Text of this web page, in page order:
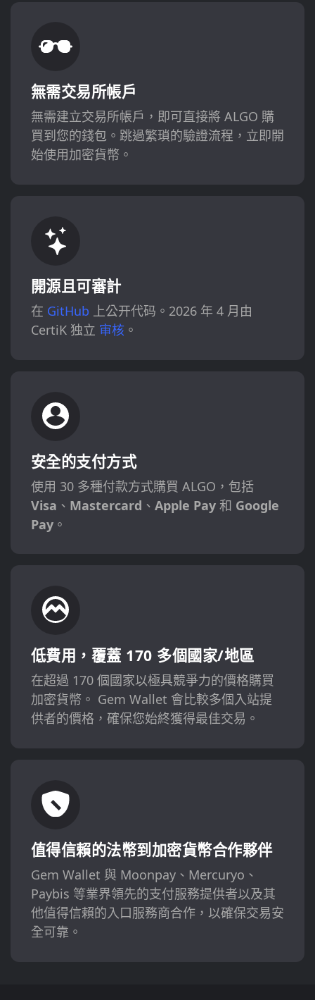
無需交易所帳戶
無需建立交易所帳戶，即可直接將 ALGO 購
買到您的錢包。跳過繁瑣的驗證流程，立即開
始使用加密貨幣。
開源且可審計
在 GitHub 上公开代码。2026 年 4 月由
CertiK 独立 审核。
安全的支付方式
使用 30 多種付款方式購買 ALGO，包括
Visa 、 Mastercard 、 Apple Pay和 Google
Pay。
低費用，覆蓋 170 多個國家/地區
在超過 170 個國家以極具競爭力的價格購買
加密貨幣。 Gem Wallet 會比較多個入站提
供者的價格，確保您始終獲得最佳交易。
值得信賴的法幣到加密貨幣合作夥伴
Gem Wallet 與 Moonpay、Mercuryo、
Paybis 等業界領先的支付服務提供者以及其
他值得信賴的入口服務商合作，以確保交易安
全可靠。